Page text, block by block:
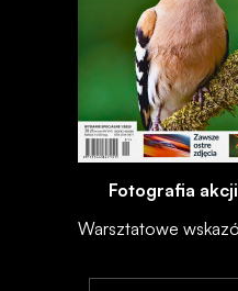
Fotografia
Warsztatowe